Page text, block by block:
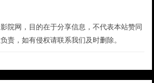
院网，目的在于分享信息，不代表本站赞同
责，如有侵权请联系我们及时删除。